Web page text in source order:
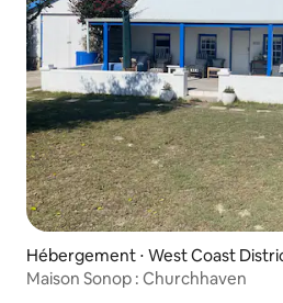
Hébergement ⋅ West Coast
Maison Sonop : Churchhaven